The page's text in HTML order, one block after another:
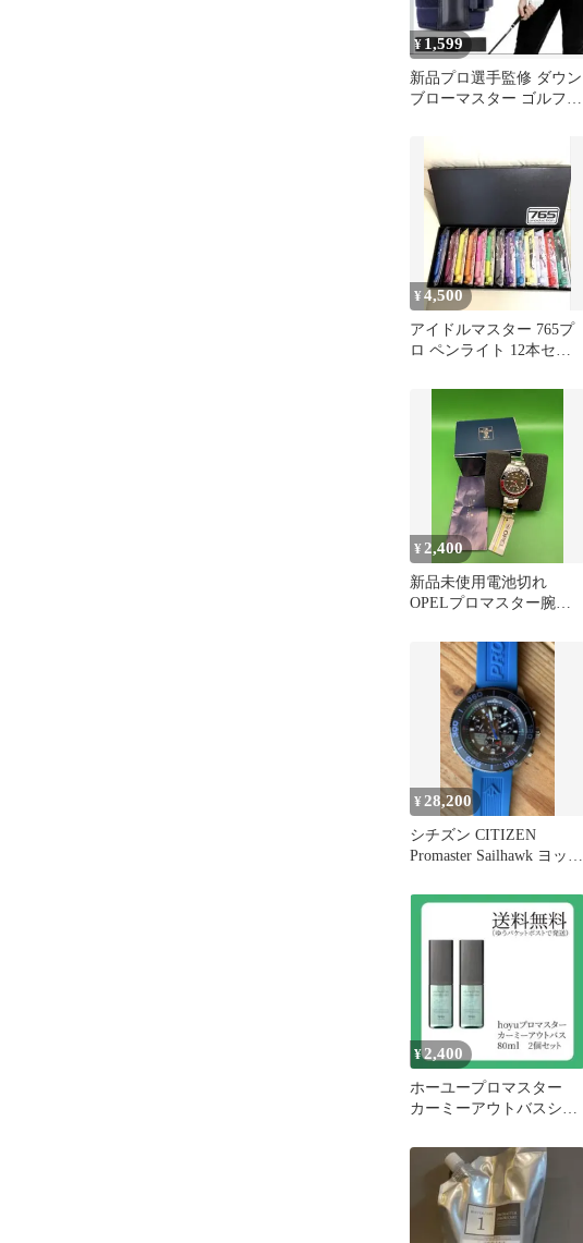
¥1,599
新品プロ選手監修 ダウン
ブローマスター ゴルフ練
¥4,500
アイドルマスター 765プ
ロ ペンライト 12本セッ
¥2,400
新品未使用電池切れ
OPELプロマスター腕時
¥28,200
シチズン CITIZEN
Promaster Sailhawk ヨット
¥2,400
ホーユープロマスター
カーミーアウトバスシャ